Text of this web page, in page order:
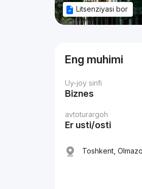
Litsenziyasi bor
Eng muhimi
Uy-joy sinfi
Biznes
avtoturargoh
Er usti/osti
Toshkent,